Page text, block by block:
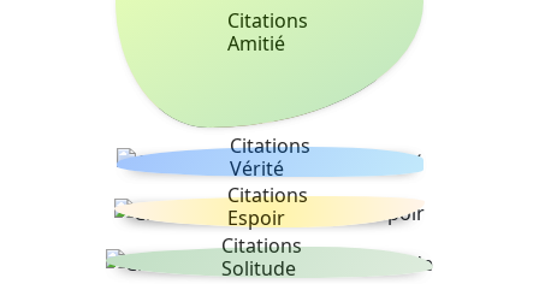
Citations
Amitié
Citations
Vérité
Citations
Espoir
Citations
Solitude